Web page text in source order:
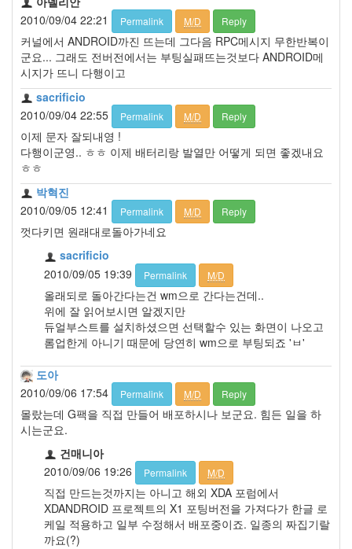
2010/09/04 22:21
Permalink M/D Reply
커널에서 ANDROID까진 뜨는데 그다음 RPC메시지 무한반복이
군요... 그래도 전버전에서는 부팅실패뜨는것보다 ANDROID메
시지가 뜨니 다행이고
sacrificio
2010/09/04 22:55
Permalink M/D Reply
이제 문자 잘되내영 !
다행이군영.. ㅎㅎ 이제 배터리랑 발열만 어떻게 되면 좋겠내요
ㅎㅎ
박혁진
2010/09/05 12:41
Permalink M/D Reply
껏다키면 원래대로돌아가네요
sacrificio
2010/09/05 19:39
Permalink M/D
올래되로 돌아간다는건 wm으로 간다는건데..
위에 잘 읽어보시면 알겠지만
듀얼부스트를 설치하셨으면 선택할수 있는 화면이 나오고
롬업한게 아니기 때문에 당연히 wm으로 부팅되죠 'ㅂ'
도아
2010/09/06 17:54
Permalink M/D Reply
몰랐는데 G팩을 직접 만들어 배포하시나 보군요. 힘든 일을 하
시는군요.
건매니아
2010/09/06 19:26
Permalink M/D
직접 만드는것까지는 아니고 해외 XDA 포럼에서
XDANDROID 프로젝트의 X1 포팅버전을 가져다가 한글 로
케일 적용하고 일부 수정해서 배포중이죠. 일종의 짜집기랄
까요(?)